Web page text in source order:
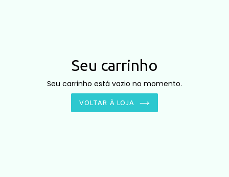
Seu carrinho
Seu carrinho está vazio no momento.
VOLTAR À LOJA